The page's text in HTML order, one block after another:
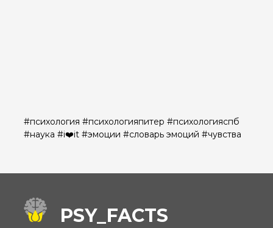
#психология #психологияпитер #психологияспб
#наука #i❤️it #эмоции #словарь эмоций #чувства
PSY_FACTS